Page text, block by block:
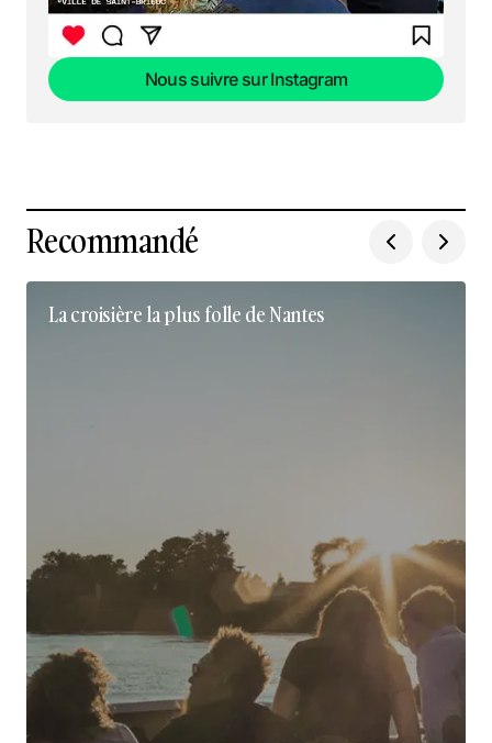
Nous suivre sur Instagram
Recommandé
La croisière la plus folle de Nantes